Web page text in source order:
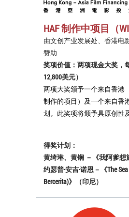
HAF 制作中项目（
由文创产业发展处、香港电
赞助
奖项价值：两项现金大奖，
12,800美元）
两项大奖颁予一个来自香港
制作的项目）及一个来自香
划。此奖项将颁予具原创性
得奖计划：
黄绮琳、黄锎 －《我阿爹想
约瑟普·安吉·诺恩－《The
Bercerita)》（印尼）